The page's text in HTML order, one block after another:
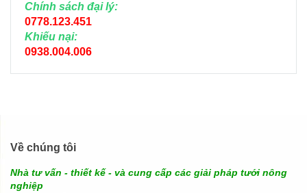
Chính sách đại lý:
0778.123.451
Khiếu nại:
0938.004.006
Về chúng tôi
Nhà tư vấn - thiết kế - và cung cấp các giải pháp tưới nông
nghiệp